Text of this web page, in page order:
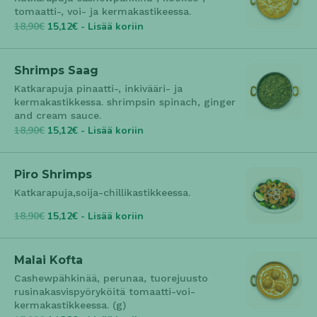
tomaatti-, voi- ja kermakastikeessa.
18,90€ 15,12€ - Lisää koriin
Shrimps Saag
Katkarapuja pinaatti-, inkivääri- ja
kermakastikkessa. shrimpsin spinach, ginger
and cream sauce.
18,90€ 15,12€ - Lisää koriin
Piro Shrimps
Katkarapuja,soija-chillikastikkeessa.
18,90€ 15,12€ - Lisää koriin
Malai Kofta
Cashewpähkinää, perunaa, tuorejuusto
rusinakasvispyöryköitä tomaatti-voi-
kermakastikkeessa. (g)